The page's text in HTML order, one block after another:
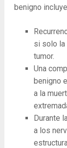
benigno
si solo la
tumor.
Una
benigno
a la
Durante
a los